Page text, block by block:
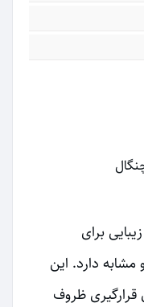
و زیبایی برای
مشابه دارد. این
قرارگیری ظروف